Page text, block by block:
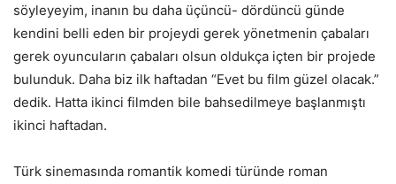
söyleyeyim, inanın bu daha üçüncü- dördüncü günde
kendini belli eden bir projeydi gerek yönetmenin çabaları
gerek oyuncuların çabaları olsun oldukça içten bir projede
bulunduk. Daha biz ilk haftadan “Evet bu film güzel olacak.”
dedik. Hatta ikinci filmden bile bahsedilmeye başlanmıştı
ikinci haftadan.
Türk sinemasında romantik komedi türünde roman